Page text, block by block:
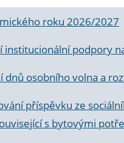
roku 2026/2027
podpory
osobního volna a
příspěvku ze
s bytovými